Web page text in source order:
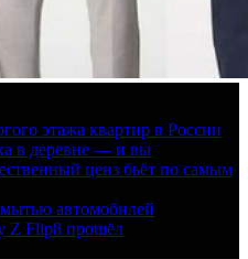
этажа квартир в России
в деревне — и вы
ценз бьёт по самым
автомобилей
Z Flip8 прошёл